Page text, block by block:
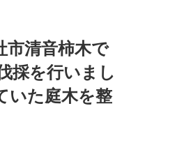
市清音柿木で
採を行いまし
いた庭木を整